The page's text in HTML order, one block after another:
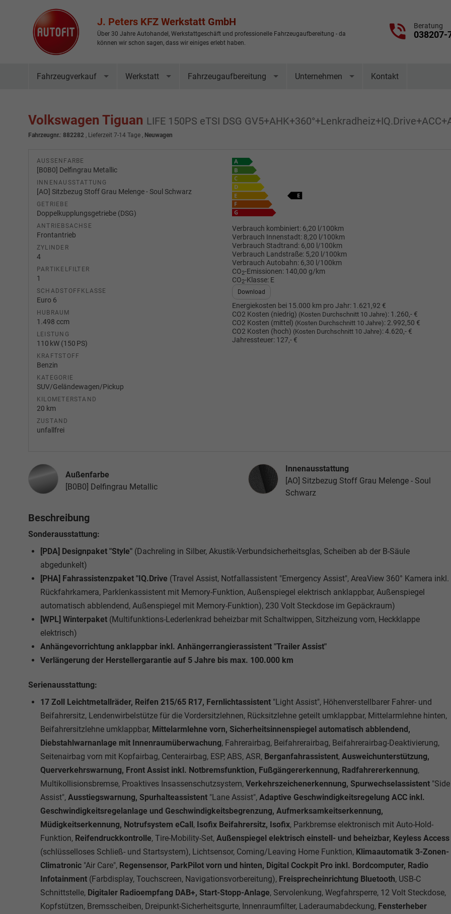
J. Peters KFZ Werkstatt GmbH
Über 30 Jahre Autohandel, Werkstattgeschäft und professionelle Fahrzeugaufbereitung - da
können wir schon sagen, dass wir einiges erlebt haben.
Beratung
038207-
Fahrzeugverkauf Werkstatt Fahrzeugaufbereitung Unternehmen Kontakt
Volkswagen Tiguan LIFE 150PS eTSI DSG
Fahrzeugnr.: 882282 , Lieferzeit 7-14 Tage , Neuwagen
AUSSENFARBE
[B0B0] Delfingrau Metallic
INNENAUSSTATTUNG
[AO] Sitzbezug Stoff Grau Melenge - Soul Schwarz
GETRIEBE
Doppelkupplungsgetriebe (DSG)
ANTRIEBSACHSE
Frontantrieb
ZYLINDER
4
PARTIKELFILTER
1
SCHADSTOFFKLASSE
Euro 6
HUBRAUM
1.498 ccm
LEISTUNG
110 kW (150 PS)
KRAFTSTOFF
Benzin
KATEGORIE
SUV/Geländewagen/Pickup
KILOMETERSTAND
20 km
ZUSTAND
unfallfrei
Verbrauch kombiniert: 6,20 l/100km
Verbrauch Innenstadt: 8,20 l/100km
Verbrauch Stadtrand: 6,00 l/100km
Verbrauch Landstraße: 5,20 l/100km
Verbrauch Autobahn: 6,30 l/100km
CO2-Emissionen: 140,00 g/km
CO2-Klasse: E
Download
Energiekosten bei 15.000 km pro Jahr: 1.621,92 €
CO2 Kosten (niedrig) (Kosten Durchschnitt 10 Jahre): 1.260,- €
CO2 Kosten (mittel) (Kosten Durchschnitt 10 Jahre): 2.992,50 €
CO2 Kosten (hoch) (Kosten Durchschnitt 10 Jahre):4.620,- €
Jahressteuer: 127,- €
Außenfarbe
[B0B0] Delfingrau Metallic
InnenausstattungInnenausstattung
[AO] Sitzbezug Stoff Grau Melenge - Soul
Schwarz
Beschreibung
Sonderausstattung:
[PDA] Designpaket "Style" (Dachreling in Silber, Akustik-Verbundsicherheitsglas, Scheiben ab der B-Säule
abgedunkelt)
[PHA] Fahrassistenzpaket "IQ.Drive (Travel Assist, Notfallassistent "Emergency Assist", AreaView 360° Kamera inkl.
Rückfahrkamera, Parklenkassistent mit Memory-Funktion, Außenspiegel elektrisch anklappbar, Außenspiegel
automatisch abblendend, Außenspiegel mit Memory-Funktion), 230 Volt Steckdose im Gepäckraum)
[WPL] Winterpaket (Multifunktions-Lederlenkrad beheizbar mit Schaltwippen, Sitzheizung vorn, Heckklappe
elektrisch)
Anhängevorrichtung anklappbar inkl. Anhängerrangierassistent "Trailer Assist"
Verlängerung der Herstellergarantie auf 5 Jahre bis max. 100.000 km
Serienausstattung:
17 Zoll Leichtmetallräder, Reifen 215/65 R17, Fernlichtassistent "Light Assist", Höhenverstellbarer Fahrer- und
Beifahrersitz, Lendenwirbelstütze für die Vordersitzlehnen, Rücksitzlehne geteilt umklappbar, Mittelarmlehne hinten,
Beifahrersitzlehne umklappbar, Mittelarmlehne vorn, Sicherheitsinnenspiegel automatisch abblendend,
Diebstahlwarnanlage mit Innenraumüberwachung, Fahrerairbag, Beifahrerairbag, Beifahrerairbag-Deaktivierung,
Seitenairbag vorn mit Kopfairbag, Centerairbag, ESP, ABS, ASR, Berganfahrassistent, Ausweichunterstützung,
Querverkehrswarnung, Front Assist inkl. Notbremsfunktion, Fußgängererkennung, Radfahrererkennung,
Multikollisionsbremse, Proaktives Insassenschutzsystem, Verkehrszeichenerkennung, Spurwechselassistent "Side
Assist", Ausstiegswarnung, Spurhalteassistent "Lane Assist", Adaptive Geschwindigkeitsregelung ACC inkl.
Geschwindigkeitsregelanlage und Geschwindigkeitsbegrenzung, Aufmerksamkeitserkennung,
Müdigkeitserkennung, Notrufsystem eCall, Isofix Beifahrersitz, Isofix, Parkbremse elektronisch mit Auto-Hold-
Funktion, Reifendruckkontrolle, Tire-Mobility-Set, Außenspiegel elektrisch einstell- und beheizbar, Keyless Access
(schlüsselloses Schließ- und Startsystem), Lichtsensor, Coming/Leaving Home Funktion, Klimaautomatik 3-Zonen-
Climatronic "Air Care", Regensensor, ParkPilot vorn und hinten, Digital Cockpit Pro inkl. Bordcomputer, Radio
Infotainment (Farbdisplay, Touchscreen, Navigationsvorbereitung), Freisprecheinrichtung Bluetooth, USB-C
Schnittstelle, Digitaler Radioempfang DAB+, Start-Stopp-Anlage, Servolenkung, Wegfahrsperre, 12 Volt Steckdose,
Kopfstützen, Bremsscheiben, Dreipunkt-Sicherheitsgurte, Innenraumfilter, Laderaumabdeckung, Fensterheber